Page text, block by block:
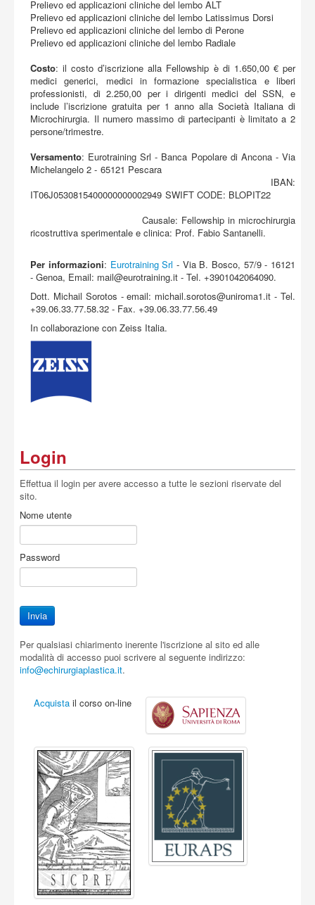
Prelievo ed applicazioni cliniche del lembo ALT
Prelievo ed applicazioni cliniche del lembo Latissimus Dorsi
Prelievo ed applicazioni cliniche del lembo di Perone
Prelievo ed applicazioni cliniche del lembo Radiale
Costo: il costo d’iscrizione alla Fellowship è di 1.650,00 € per
medici generici, medici in formazione specialistica e liberi
professionisti, di 2.250,00 per i dirigenti medici del SSN, e
include l’iscrizione gratuita per 1 anno alla Società Italiana di
Microchirurgia. Il numero massimo di partecipanti è limitato a 2
persone/trimestre.
Versamento: Eurotraining Srl - Banca Popolare di Ancona - Via
Michelangelo 2 - 65121 Pescara
IBAN:
IT06J0530815400000000002949 SWIFT CODE: BLOPIT22
Causale: Fellowship in microchirurgia
ricostruttiva sperimentale e clinica: Prof. Fabio Santanelli.
Per informazioni: Eurotraining Srl - Via B. Bosco, 57/9 - 16121
- Genoa, Email: mail@eurotraining.it - Tel. +3901042064090.
Dott. Michail Sorotos - email: michail.sorotos@uniroma1.it - Tel.
+39.06.33.77.58.32 - Fax. +39.06.33.77.56.49
In collaborazione con Zeiss Italia.
Login
Effettua il login per avere accesso a tutte le sezioni riservate del
sito.
Nome utente
Password
Per qualsiasi chiarimento inerente l'iscrizione al sito ed alle
modalità di accesso puoi scrivere al seguente indirizzo:
info@echirurgiaplastica.it.
Acquista il corso on-line